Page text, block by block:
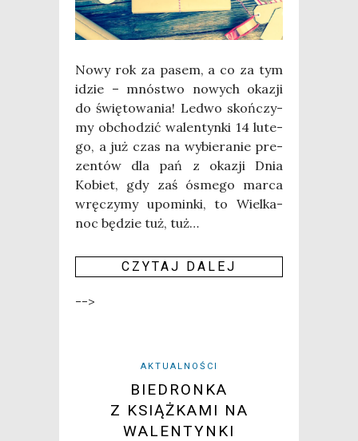
Nowy rok za pasem, a co za tym
idzie – mnó­stwo nowych oka­zji
do świę­to­wa­nia! Led­wo skoń­czy­
my obcho­dzić walen­tyn­ki 14 lute­
go, a już czas na wybie­ra­nie pre­
zen­tów dla pań z oka­zji Dnia
Kobiet, gdy zaś ósme­go mar­ca
wrę­czy­my upo­min­ki, to Wiel­ka­
noc będzie tuż, tuż…
CZY­TAJ DALEJ
-->
AKTUALNOŚCI
BIEDRONKA
Z KSIĄŻKAMI NA
WALENTYNKI